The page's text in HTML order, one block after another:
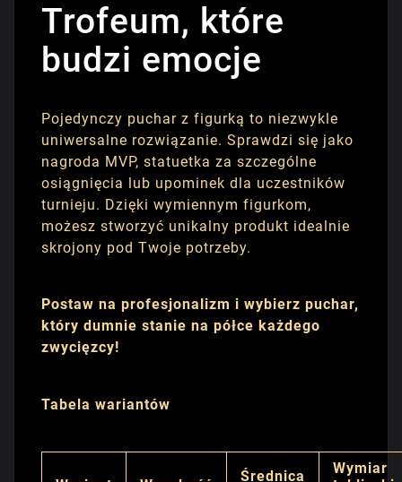
Trofeum, które
budzi emocje
Pojedynczy puchar z figurką to niezwykle
uniwersalne rozwiązanie. Sprawdzi się jako
nagroda MVP, statuetka za szczególne
osiągnięcia lub upominek dla uczestników
turnieju. Dzięki wymiennym figurkom,
możesz stworzyć unikalny produkt idealnie
skrojony pod Twoje potrzeby.
Postaw na profesjonalizm i wybierz puchar,
który dumnie stanie na półce każdego
zwycięzcy!
Tabela wariantów
Średnica
Wymiar